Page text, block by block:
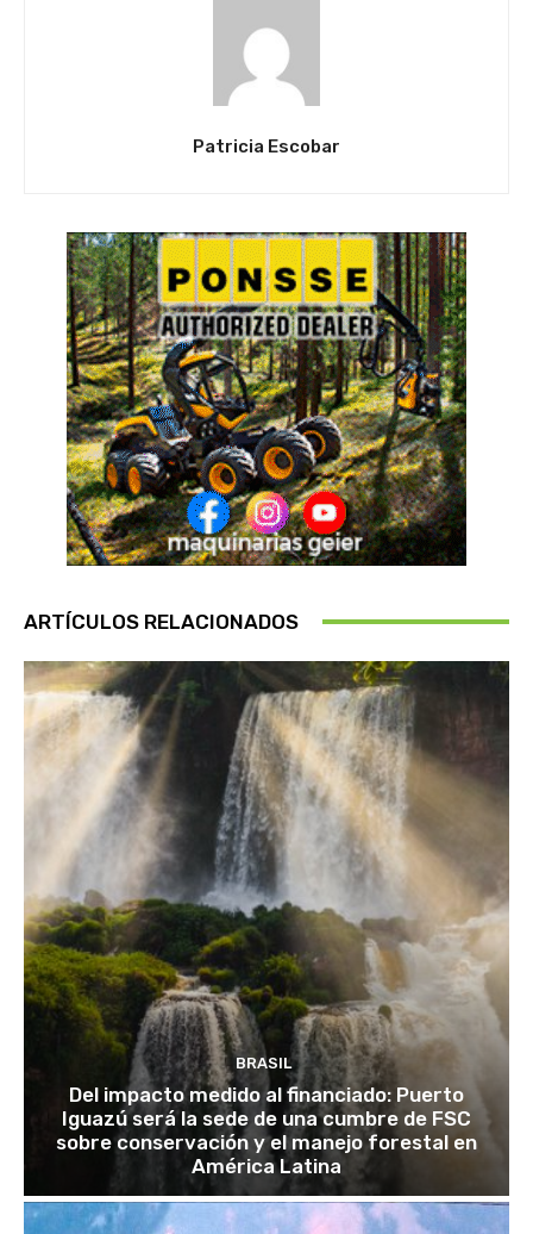
Patricia Escobar
ARTÍCULOS RELACIONADOS
BRASIL
Del impacto medido al financiado: Puerto
Iguazú será la sede de una cumbre de FSC
sobre conservación y el manejo forestal en
América Latina